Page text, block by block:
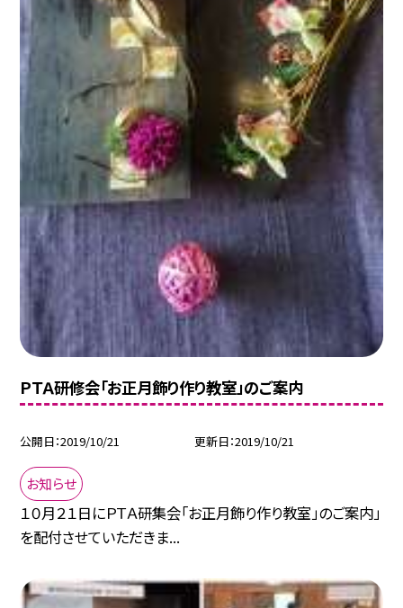
ＰＴＡ研修会「お正月飾り作り教室」のご案内
公開日 2019/10/21 更新日 2019/10/21
お知らせ
１０月２１日にＰＴＡ研集会「お正月飾り作り教室」のご案内」
を配付させていただきま...